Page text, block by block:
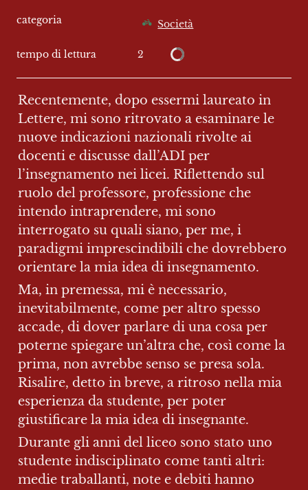
categoria Società
tempo di lettura 2
Recentemente, dopo essermi laureato in
Lettere, mi sono ritrovato a esaminare le
nuove indicazioni nazionali rivolte ai
docenti e discusse dall’ADI per
l’insegnamento nei licei. Riflettendo sul
ruolo del professore, professione che
intendo intraprendere, mi sono
interrogato su quali siano, per me, i
paradigmi imprescindibili che dovrebbero
orientare la mia idea di insegnamento.
Ma, in premessa, mi è necessario,
inevitabilmente, come per altro spesso
accade, di dover parlare di una cosa per
poterne spiegare un’altra che, così come la
prima, non avrebbe senso se presa sola.
Risalire, detto in breve, a ritroso nella mia
esperienza da studente, per poter
giustificare la mia idea di insegnante.
Durante gli anni del liceo sono stato uno
studente indisciplinato come tanti altri:
medie traballanti, note e debiti hanno